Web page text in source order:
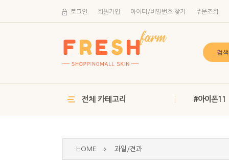
로그인 회원가입 아이디/비밀번호 찾기 주문조회
전체 카테고리 #아이폰11
HOME 과일/견과